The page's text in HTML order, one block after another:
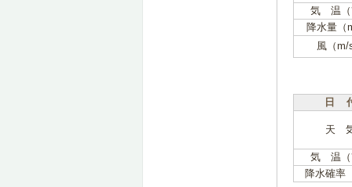
気 温
降水量（
風（m/
日
天
気 温
降水確率